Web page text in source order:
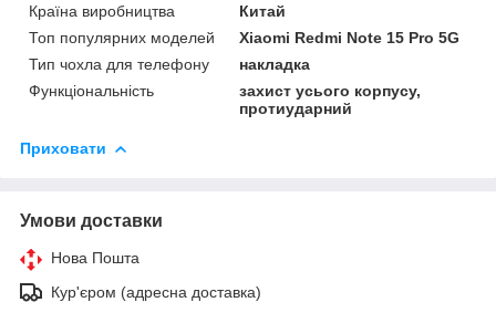
Країна виробництва
Китай
Топ популярних моделей
Xiaomi Redmi Note 15 Pro 5G
Тип чохла для телефону
накладка
Функціональність
захист усього корпусу,
протиударний
Приховати
Умови доставки
Нова Пошта
Кур'єром (адресна доставка)